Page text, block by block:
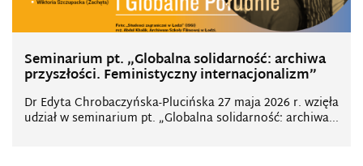
Seminarium pt. „Globalna solidarność: archiwa
przyszłości. Feministyczny internacjonalizm”
Dr Edyta Chrobaczyńska-Plucińska 27 maja 2026 r. wzięła
udział w seminarium pt. „Globalna solidarność: archiwa...